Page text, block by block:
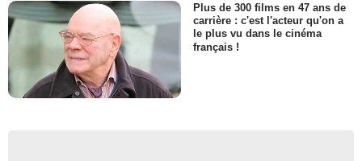
Plus de 300 films en 47 ans de
carrière : c'est l'acteur qu'on a
le plus vu dans le cinéma
français !